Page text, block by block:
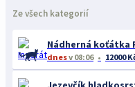
Ze všech kategorií
Nádherná koťátka
dnesv 08:06 12000